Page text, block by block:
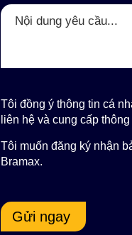
Tôi đồng ý thông tin cá
liên hệ và cung cấp
Tôi muốn đăng ký nhận
Bramax.
Gửi ngay